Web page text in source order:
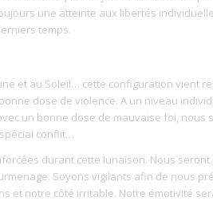
une atteinte aux libertés
temps.
et au Soleil… cette configuration vient
dose de violence. A un niveau
un bonne dose de mauvaise foi, nous
conflit…
durant cette lunaison. Nous seront
Soyons vigilants afin de nous
et notre côté irritable. Notre émotivité